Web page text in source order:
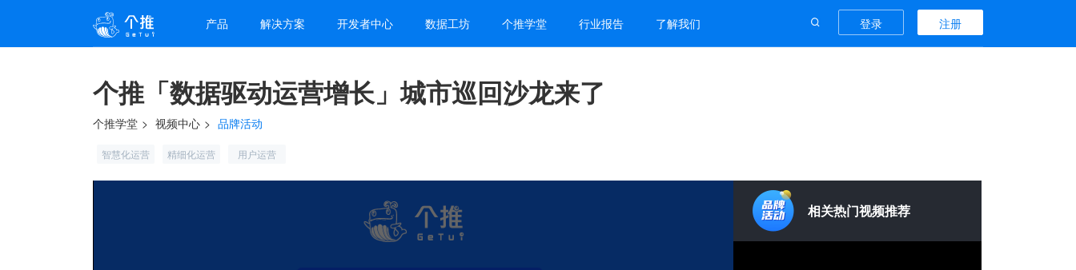
产品 解决方案 开发者中心 数据工坊 个推学堂 行业报告 了解我们 登录 注册
个推「数据驱动运营增长」城市巡回沙龙来了
个推学堂 视频中心 品牌活动
智慧化运营 精细化运营 用户运营
相关热门视频推荐